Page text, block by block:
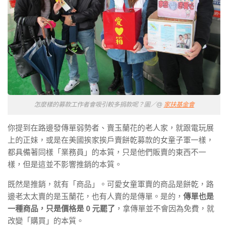
怎麼樣的募款工作者會吸引較多捐款呢？圖／@ 家扶基金會
你提到在路邊發傳單弱勢者、賣玉蘭花的老人家，就跟電玩展
上的正妹，或是在美國挨家挨戶賣餅乾募款的女童子軍一樣，
都具備著同樣「業務員」的本質，只是他們販賣的東西不一
樣，但是這並不影響推銷的本質。
既然是推銷，就有「商品」。可愛女童軍賣的商品是餅乾，路
邊老太太賣的是玉蘭花，也有人賣的是傳單。是的， 傳單也是
一種商品，只是價格是 0 元罷了 ，拿傳單並不會因為免費，就
改變「購買」的本質。